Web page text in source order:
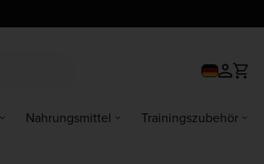
Nahrungsmittel Trainingszubehör